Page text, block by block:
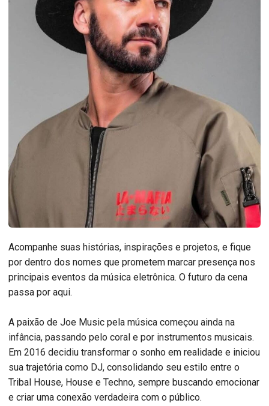
Acompanhe suas histórias, inspirações e projetos, e fique
por dentro dos nomes que prometem marcar presença nos
principais eventos da música eletrônica. O futuro da cena
passa por aqui.
A paixão de Joe Music pela música começou ainda na
infância, passando pelo coral e por instrumentos musicais.
Em 2016 decidiu transformar o sonho em realidade e iniciou
sua trajetória como DJ, consolidando seu estilo entre o
Tribal House, House e Techno, sempre buscando emocionar
e criar uma conexão verdadeira com o público.